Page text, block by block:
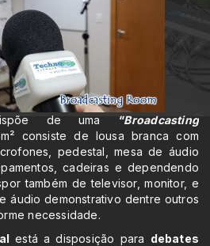
dispõe de uma
"Broadcasting
consiste de lousa branca com
pedestal, mesa de áudio
cadeiras e dependendo
também de televisor, monitor, e
áudio demonstrativo dentre outros
necessidade.
está a disposição para debates